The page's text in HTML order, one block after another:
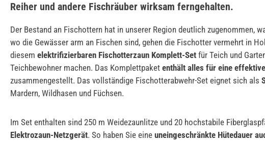
Reiher und andere Fischräuber wirksam ferngehalten.
Der Bestand an Fischottern hat in unserer Region deutlich zugenommen,
wo die Gewässer arm an Fischen sind, gehen die Fischotter vermehrt in
diesem elektrifizierbaren Fischotterzaun Komplett-Set für Teich und
Teichbewohner machen. Das Komplettpaket enthält alles für eine
zusammengestellt. Das vollständige Fischotterabwehr-Set eignet sich als
Mardern, Wildhasen und Füchsen.
Im Set enthalten sind 250 m Weidezaunlitze und 20 hochstabile
Elektrozaun-Netzgerät. So haben Sie eine uneingeschränkte Hütedauer